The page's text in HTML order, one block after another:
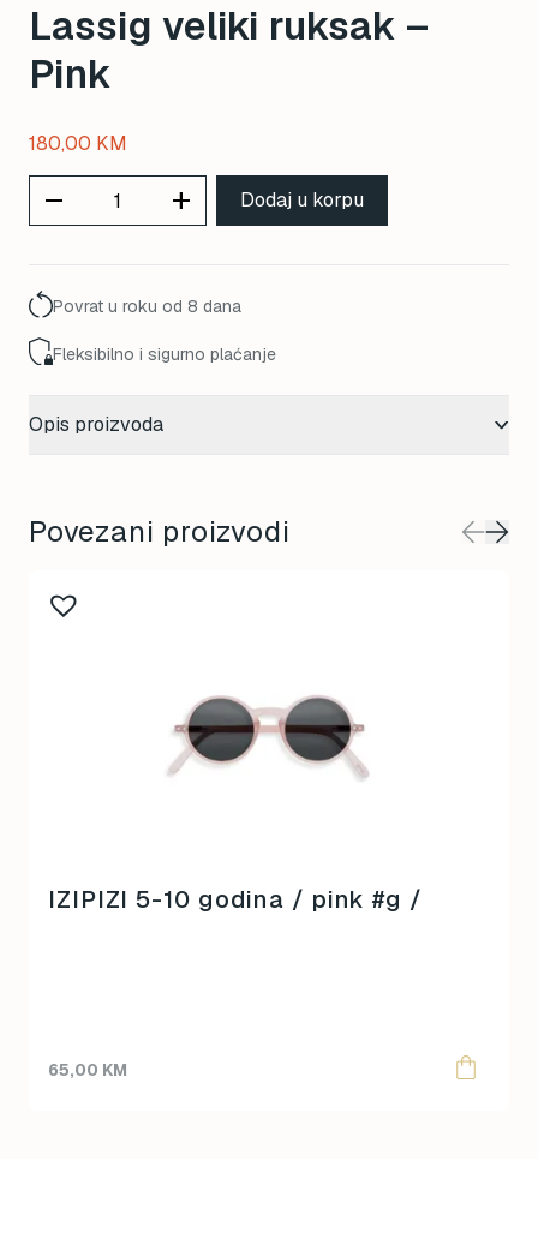
Lassig veliki ruksak –
Pink
180,00 KM
remove add Dodaj u korpu
Povrat u roku od 8 dana
Fleksibilno i sigurno plaćanje
Opis proizvoda
Povezani proizvodi
IZIPIZI 5-10 godina / pink #g /
65,00 KM